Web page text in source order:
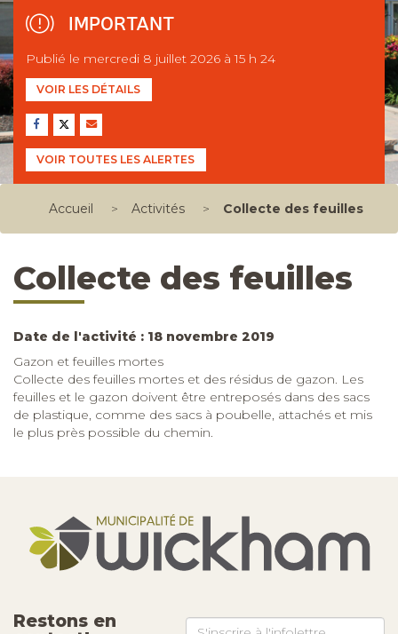
IMPORTANT
Publié le mercredi 8 juillet 2026 à 15 h 24
VOIR LES DÉTAILS
VOIR TOUTES LES ALERTES
Accueil > Activités > Collecte des feuilles
Collecte des feuilles
Date de l'activité : 18 novembre 2019
Gazon et feuilles mortes
Collecte des feuilles mortes et des résidus de gazon. Les
feuilles et le gazon doivent être entreposés dans des sacs
de plastique, comme des sacs à poubelle, attachés et mis
le plus près possible du chemin.
Restons en